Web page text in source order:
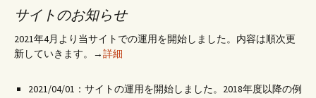
サイトのお知らせ
2021年4月より当サイトでの運用を開始しました。内容は順次更
新していきます。→詳細
2021/04/01：サイトの運用を開始しました。2018年度以降の例